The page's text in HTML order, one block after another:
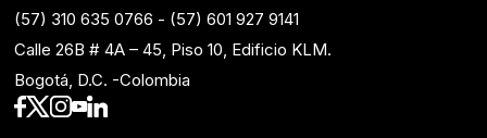
(57) 310 635 0766 - (57) 601 927 9141
Calle 26B # 4A – 45, Piso 10, Edificio KLM.
Bogotá, D.C. -Colombia